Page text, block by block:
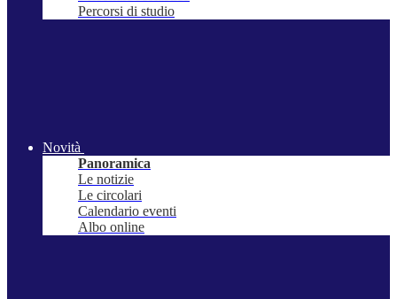
Percorsi di studio
Novità
Panoramica
Le notizie
Le circolari
Calendario eventi
Albo online